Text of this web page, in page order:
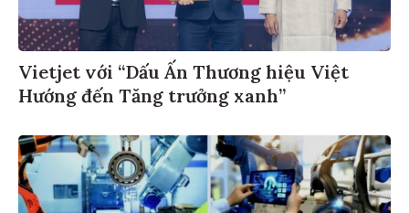
Vietjet với “Dấu Ấn Thương hiệu Việt
Hướng đến Tăng trưởng xanh”